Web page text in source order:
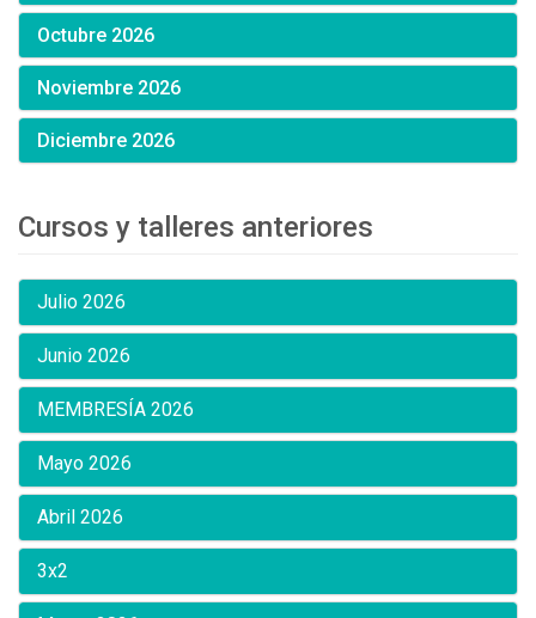
Octubre 2026
Noviembre 2026
Diciembre 2026
Cursos y talleres anteriores
Julio 2026
Junio 2026
MEMBRESÍA 2026
Mayo 2026
Abril 2026
3x2